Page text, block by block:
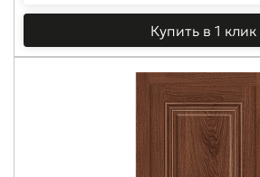
Купить в 1 клик